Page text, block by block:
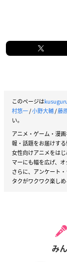
このページは
村悠一/小野大輔/藤
い。
アニメ・ゲーム・漫
報・話題をお届けする
女性向けアニメをは
マーにも幅を広げ、
さらに、アンケート
タクがワクワク楽し
み